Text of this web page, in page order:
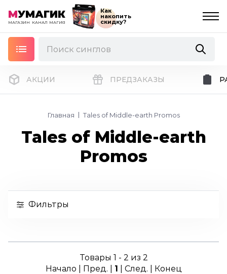
МУМАГИК
МАГАЗИН КАНАЛ МАГИЯ
Как
накопить
скидку?
АКЦИИ ПРЕДЗАКАЗЫ
Главная Tales of Middle-earth Promos
Tales of Middle-earth
Promos
Фильтры
Товары 1 - 2 из 2
Начало | Пред. | 1 | След. | Конец